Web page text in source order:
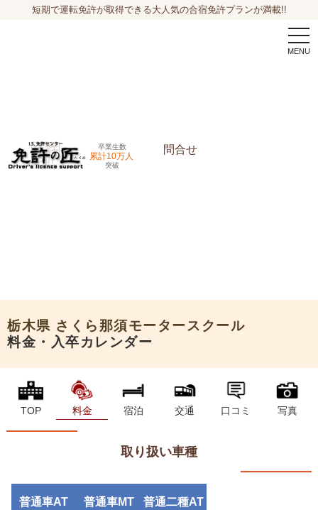
短期で運転免許が取得できる大人気の合宿免許プランが満載!!
卒業生数
累計10万人
突破
問合せ
栃木県 さくら那須モータースクール
料金・入卒カレンダー
TOP 料金 宿泊 交通 口コミ 写真
取り扱い車種
普通車AT 普通車MT 普通二種AT